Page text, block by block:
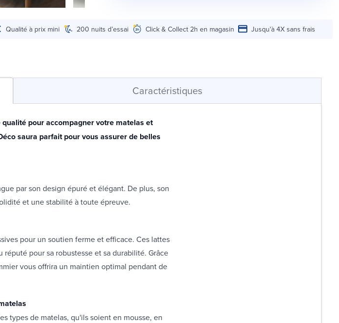
Qualité à prix mini 200 nuits d’essai Click & Collect 2h en magasin Jusqu'à 4X sans frais
Caractéristiques
pour accompagner votre matelas et
saura parfait pour vous assurer de belles
par son design épuré et élégant. De plus, son
et une stabilité à toute épreuve.
pour un soutien ferme et efficace. Ces lattes
pour sa robustesse et sa durabilité. Grâce
vous offrira un maintien optimal pendant de
types de matelas, qu'ils soient en mousse, en